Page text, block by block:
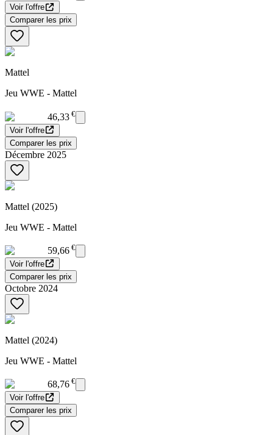
Voir l'offre
Comparer les prix
Mattel
Jeu WWE - Mattel
46,33 €
Voir l'offre
Comparer les prix
Décembre 2025
Mattel (2025)
Jeu WWE - Mattel
59,66 €
Voir l'offre
Comparer les prix
Octobre 2024
Mattel (2024)
Jeu WWE - Mattel
68,76 €
Voir l'offre
Comparer les prix